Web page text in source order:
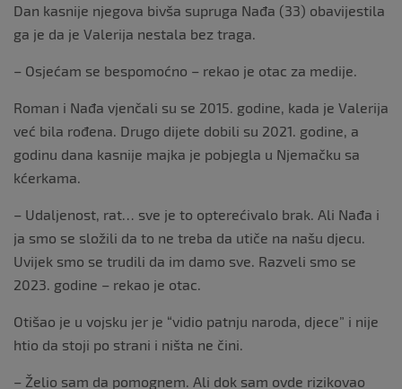
Dan kasnije njegova bivša supruga Nađa (33) obavijestila
ga je da je Valerija nestala bez traga.
– Osjećam se bespomoćno – rekao je otac za medije.
Roman i Nađa vjenčali su se 2015. godine, kada je Valerija
već bila rođena. Drugo dijete dobili su 2021. godine, a
godinu dana kasnije majka je pobjegla u Njemačku sa
kćerkama.
– Udaljenost, rat… sve je to opterećivalo brak. Ali Nađa i
ja smo se složili da to ne treba da utiče na našu djecu.
Uvijek smo se trudili da im damo sve. Razveli smo se
2023. godine – rekao je otac.
Otišao je u vojsku jer je “vidio patnju naroda, djece” i nije
htio da stoji po strani i ništa ne čini.
– Želio sam da pomognem. Ali dok sam ovde rizikovao